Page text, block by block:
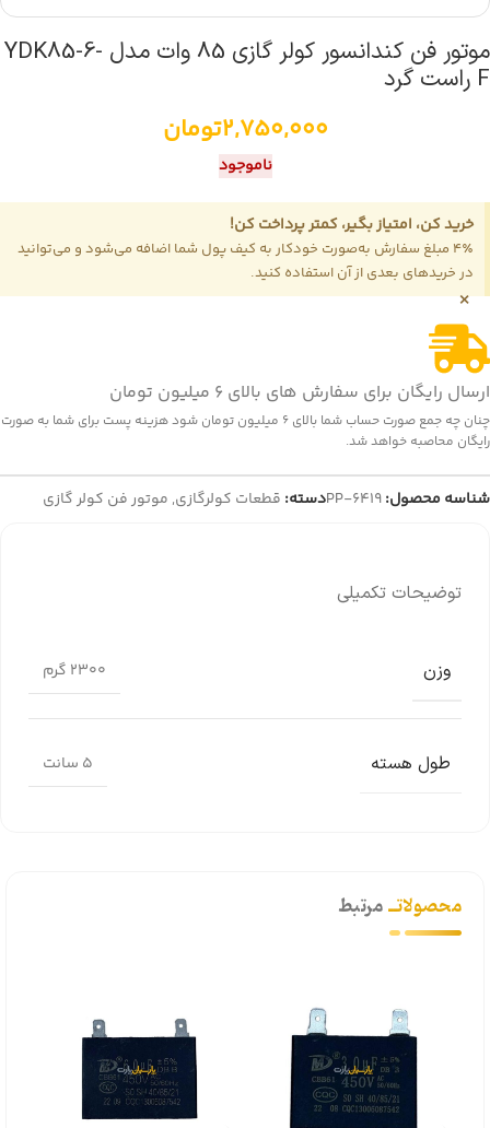
موتور فن کندانسور کولر گازی 85 وات مدل YDK85-6-
F راست گرد
2,750,000تومان
ناموجود
خرید کن، امتیاز بگیر، کمتر پرداخت کن!
4٪ مبلغ سفارش به‌صورت خودکار به کیف پول شما اضافه می‌شود و می‌توانید
در خریدهای بعدی از آن استفاده کنید.
×
ارسال رایگان برای سفارش های بالای 6 میلیون تومان
چنان چه جمع صورت حساب شما بالای 6 میلیون تومان شود هزینه پست برای شما به صورت
رایگان محاصبه خواهد شد.
شناسه محصول:PP-6419دسته: قطعات کولرگازی, موتور فن کولر گازی
توضیحات تکمیلی
وزن 2300 گرم
طول هسته 5 سانت
محصولاتــمرتبط